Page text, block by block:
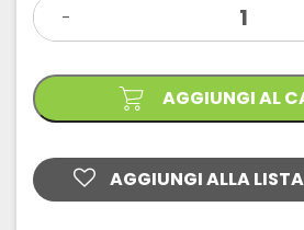
-
IN
DIAMANTATO
quantitàAGGIUNGI AL
AGGIUNGI ALLA